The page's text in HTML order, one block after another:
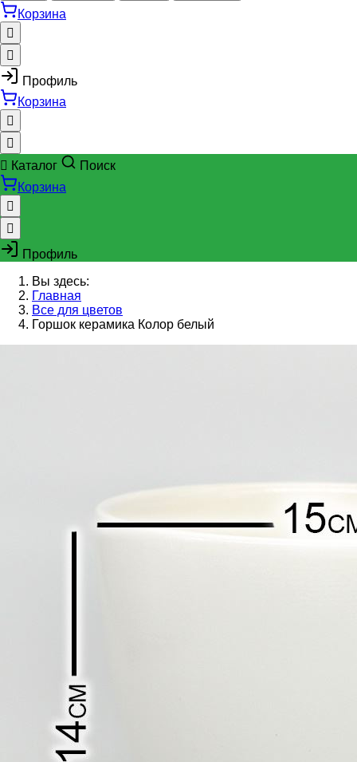
Корзина
Профиль
Корзина
Каталог
Поиск
Корзина
Профиль
Вы здесь:
Главная
Все для цветов
Горшок керамика Колор белый